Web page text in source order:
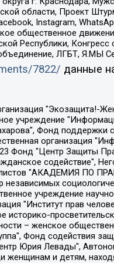
области, Проект
Instagram,
общественное
Республики,
ЛГБТ, Я.МЫ
7822/ данные
ограниченной ответственностью "Радио Свободная Европа/Радио Свобода", Чешское информационное агентство "MEDIUM-ORIENT", Красноярская региональная общественная организация "Мы против СПИДа", Камалягин Денис Николаевич, Маркелов Сергей Евгеньевич, Пономарев Лев Александрович, Савицкая Людмила Алексеевна, Автономная некоммерческая организация "Центр по работе с проблемой насилия "НАСИЛИЮ.НЕТ", Межрегиональный профессиональный союз работников здравоохранения "Альянс врачей", Юридическое лицо, зарегистрированное в Латвийской Республике, SIA "Medusa Project" (регистрационный номер 40103797863, дата регистрации 10.06.2014), Некоммерческая организация "Фонд по борьбе с коррупцией", Автономная некоммерческая организация "Институт права и публичной политики", Баданин Роман Сергеевич, Гликин Максим Александрович, Железнова Мария Михайловна, Лукьянова Юлия Сергеевна, Маетная Елизавета Витальевна, Маняхин Петр Борисович, Чуракова Ольга Владимировна, Ярош Юлия Петровна, Юридическое лицо "The Insider SIA", зарегистрированное в Риге, Латвийская Республика (дата регистрации 26.06.2015), являющееся администратором доменного имени интернет-издания "The Insider SIA", https://theins.ru, Постернак Алексей Евгеньевич, Рубин Михаил Аркадьевич, Анин Роман Александрович, Юридическое лицо Istories fonds, зарегистрированное в Латвийской Республике (регистрационный номер 50008295751, дата регистрации 24.02.2020), Великовский Дмитрий Александрович, Долинина